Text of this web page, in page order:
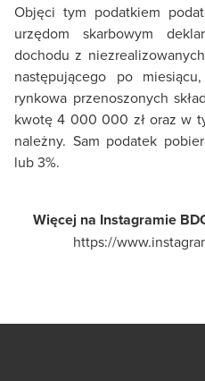
Objęci tym podatkiem
urzędom skarbowym
dochodu z
następującego po
rynkowa przenoszonych
kwotę 4 000 000 zł oraz w
należny. Sam podatek
lub 3%.
Więcej na Instagramie
https://